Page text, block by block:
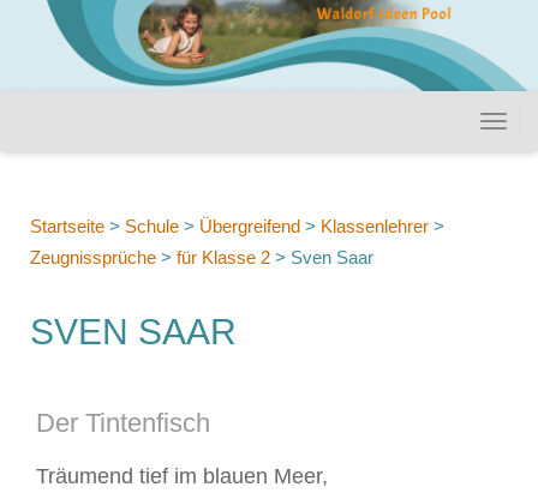
Startseite > Schule > Übergreifend > Klassenlehrer >
Zeugnissprüche > für Klasse 2 > Sven Saar
SVEN SAAR
Der Tintenfisch
Träumend tief im blauen Meer,